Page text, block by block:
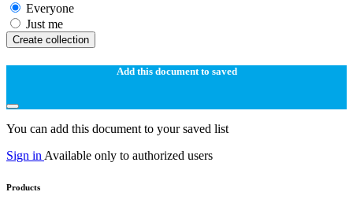
Everyone
Just me
Create collection
Add this document to saved
You can add this document to your saved list
Sign in Available only to authorized users
Products